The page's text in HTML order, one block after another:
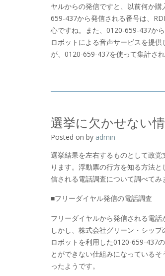
ヤルからの発信ですと、以前何か
659-437から発信される番号は、
心ですね。また、0120-659-437か
ロボットによる音声サービスを提
が、0120-659-437を使って集計さ
選挙に欠かせない
Posted on by admin
選挙結果を左右するものとして政
ります。浮動票の行方を知る方法
信される電話調査について調べてみ
■フリーダイヤル発信の電話調査
フリーダイヤルから発信される電
しかし、株式会社グリーン・シッ
ロボットを利用した0120-659-437
とができない仕組みになっている
ったようです。